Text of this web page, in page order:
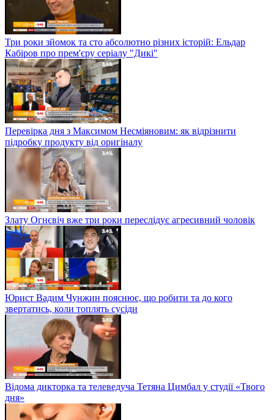
Три роки зйомок та сто абсолютно різних історій: Ельдар
Кабіров про прем'єру серіалу "Дикі"
Перевірка дня з Максимом Несміяновим: як відрізнити
підробку продукту від оригіналу
Злату Огнєвіч вже три роки переслідує агресивний чоловік
Юрист Вадим Чунжин пояснює, що робити та до кого
звертатись, коли топлять сусіди
Відома дикторка та телеведуча Тетяна Цимбал у студії «Твого
дня»